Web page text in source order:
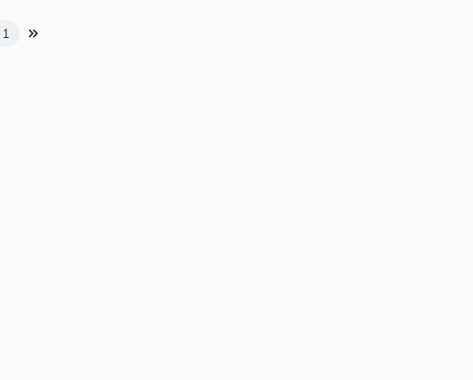
1